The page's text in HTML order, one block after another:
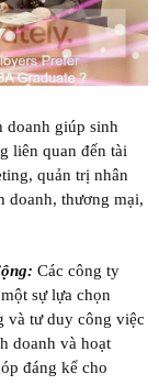
doanh giúp sinh
liên quan đến tài
quản trị nhân
doanh, thương mại,
Các công ty
sự lựa chọn
và tư duy công việc
doanh và hoạt
đáng kể cho